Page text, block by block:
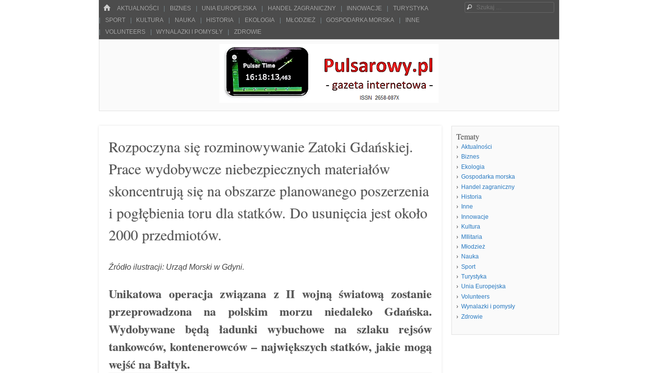
HOME
Menu
SKOCZ DO TREŚCI
AKTUALNOŚCI BIZNES UNIA EUROPEJSKA HANDEL ZAGRANICZNY INNOWACJE
TURYSTYKA
SPORT
KULTURA NAUKA HISTORIA EKOLOGIA MŁODZIEŻ GOSPODARKA MORSKA
INNE
VOLUNTEERS
WYNALAZKI I POMYSŁY ZDROWIE
Szukaj
Rozpoczyna się rozminowywanie Zatoki Gdańskiej.
Prace wydobywcze niebezpiecznych materiałów
skoncentrują się na obszarze planowanego poszerzenia
i pogłębienia toru dla statków. Do usunięcia jest około
2000 przedmiotów.
Źródło ilustracji: Urząd Morski w Gdyni.
Unikatowa operacja związana z II wojną światową zostanie
przeprowadzona na polskim morzu niedaleko Gdańska.
Wydobywane będą ładunki wybuchowe na szlaku rejsów
tankowców, kontenerowców – największych statków, jakie mogą
wejść na Bałtyk.
Tematy
Aktualności
Biznes
Ekologia
Gospodarka morska
Handel zagraniczny
Historia
Inne
Innowacje
Kultura
MIlitaria
Młodzież
Nauka
Sport
Turystyka
Unia Europejska
Volunteers
Wynalazki i pomysły
Zdrowie